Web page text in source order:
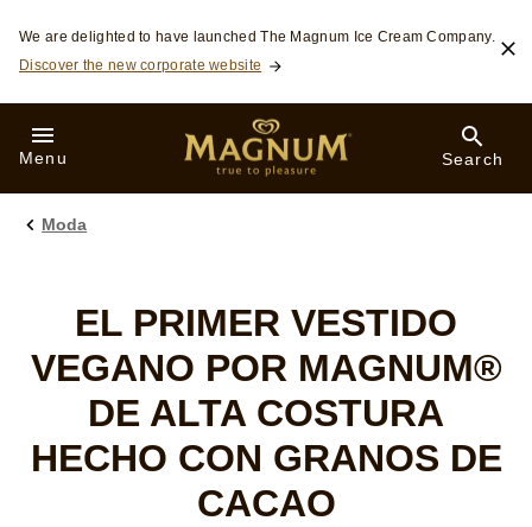
Skip to:
We are delighted to have launched The Magnum Ice Cream Company.
Discover the new corporate website
Menu Search
Moda
EL PRIMER VESTIDO
VEGANO POR MAGNUM®
DE ALTA COSTURA
HECHO CON GRANOS DE
CACAO